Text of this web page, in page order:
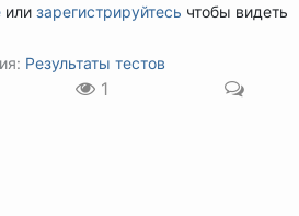
или зарегистрируйтесь чтобы видеть
Результаты тестов
1